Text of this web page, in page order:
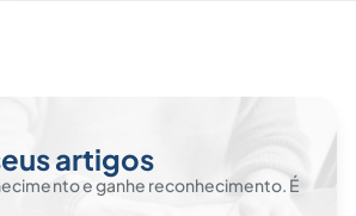
artigos
e ganhe reconhecimento. É